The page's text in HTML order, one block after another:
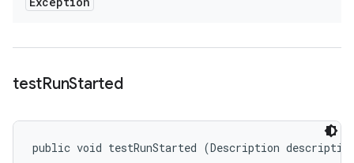
testRunStarted
public void testRunStarted (Description